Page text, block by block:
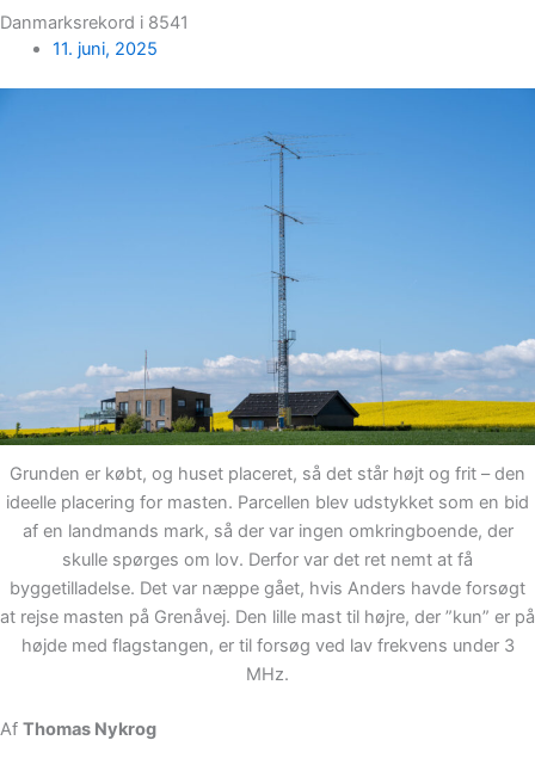
Danmarksrekord i 8541
11. juni, 2025
Grunden er købt, og huset placeret, så det står højt og frit – den
ideelle placering for masten. Parcellen blev udstykket som en bid
af en landmands mark, så der var ingen omkringboende, der
skulle spørges om lov. Derfor var det ret nemt at få
byggetilladelse. Det var næppe gået, hvis Anders havde forsøgt
at rejse masten på Grenåvej. Den lille mast til højre, der ”kun” er på
højde med flagstangen, er til forsøg ved lav frekvens under 3
MHz.
Af Thomas Nykrog